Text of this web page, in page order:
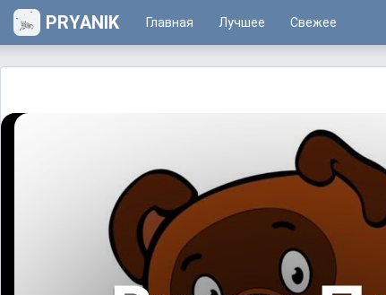
PRYANIK Главная Лучшее Свежее